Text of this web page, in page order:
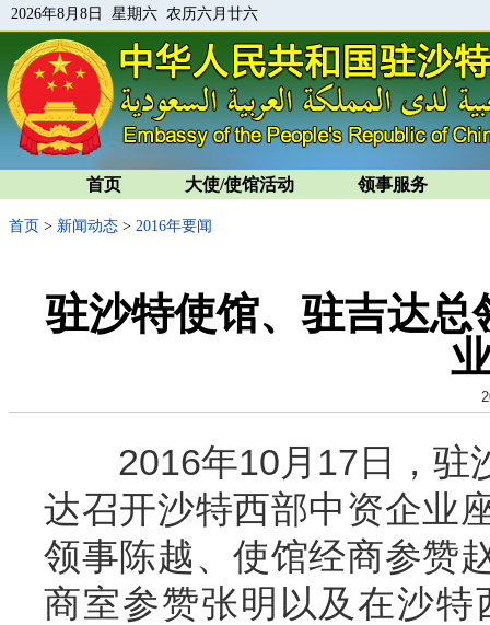
2026年8月8日 星期六 农历六月廿六
首页 大使/使馆活动 领事服务
首页 > 新闻动态 > 2016年要闻
驻沙特使馆、驻吉达
2016年10月17日，驻
达召开沙特西部中资企业
领事陈越、使馆经商参赞
商室参赞张明以及在沙